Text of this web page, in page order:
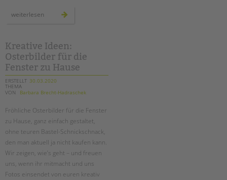
weiterlesen informationen
mit
behinderung
–
linksammlung
Kreative Ideen:
Osterbilder für die
Fenster zu Hause
ERSTELLT 30.03.2020
THEMA
VON
Barbara Brecht-Hadraschek
Fröhliche Osterbilder für die Fenster
zu Hause, ganz einfach gestaltet,
ohne teuren Bastel-Schnickschnack,
den man aktuell ja nicht kaufen kann.
Wir zeigen, wie’s geht – und freuen
uns, wenn ihr mitmacht und uns
Fotos einsendet von euren kreativ